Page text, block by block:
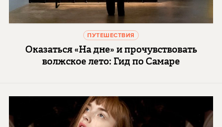
ПУТЕШЕСТВИЯ
Оказаться «На дне» и прочувствовать
волжское лето: Гид по Самаре